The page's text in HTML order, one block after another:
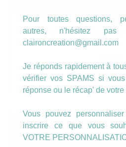
Boucles en feuilles
AJOUTER AU
Pour toutes questions,
autres, n'hésitez
claironcreation@gmail.com
Je réponds rapidement à
vérifier vos SPAMS si
réponse ou le récap' de votre
Vous pouvez
inscrire ce que vous
VOTRE